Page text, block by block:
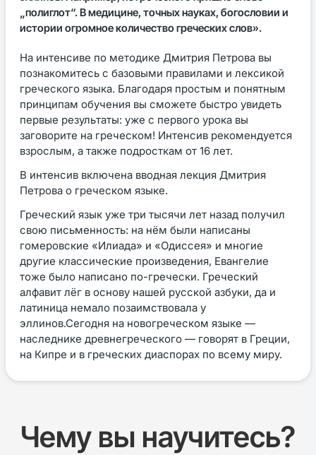
„полиглот“. В медицине, точных науках, богословии и
истории огромное количество греческих слов».
На интенсиве по методике Дмитрия Петрова вы
познакомитесь с базовыми правилами и лексикой
греческого языка. Благодаря простым и понятным
принципам обучения вы сможете быстро увидеть
первые результаты: уже с первого урока вы
заговорите на греческом! Интенсив рекомендуется
взрослым, а также подросткам от 16 лет.
В интенсив включена вводная лекция Дмитрия
Петрова о греческом языке.
Греческий язык уже три тысячи лет назад получил
свою письменность: на нём были написаны
гомеровские «Илиада» и «Одиссея» и многие
другие классические произведения, Евангелие
тоже было написано по-гречески. Греческий
алфавит лёг в основу нашей русской азбуки, да и
латиница немало позаимствовала у
эллинов.Сегодня на новогреческом языке —
наследнике древнегреческого — говорят в Греции,
на Кипре и в греческих диаспорах по всему миру.
Чему вы научитесь?